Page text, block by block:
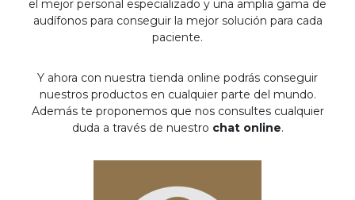
el mejor personal especializado y una amplia gama de
audífonos para conseguir la mejor solución para cada
paciente.
Y ahora con nuestra tienda online podrás conseguir
nuestros productos en cualquier parte del mundo.
Además te proponemos que nos consultes cualquier
duda a través de nuestro chat online.